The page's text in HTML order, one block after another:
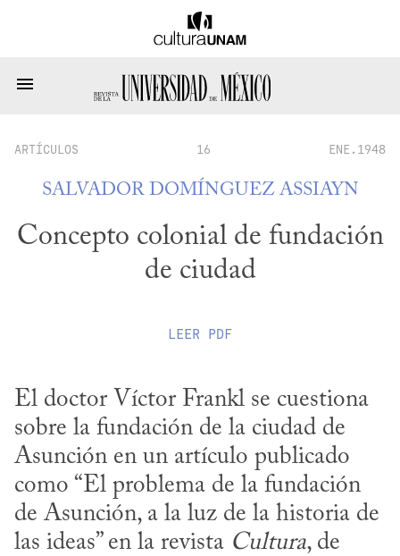
ARTÍCULOS 16 ENE.1948
SALVADOR DOMÍNGUEZ ASSIAYN
Concepto colonial de fundación
de ciudad
LEER PDF
El doctor Víctor Frankl se cuestiona
sobre la fundación de la ciudad de
Asunción en un artículo publicado
como “El problema de la fundación
de Asunción, a la luz de la historia de
las ideas” en la revista Cultura, de